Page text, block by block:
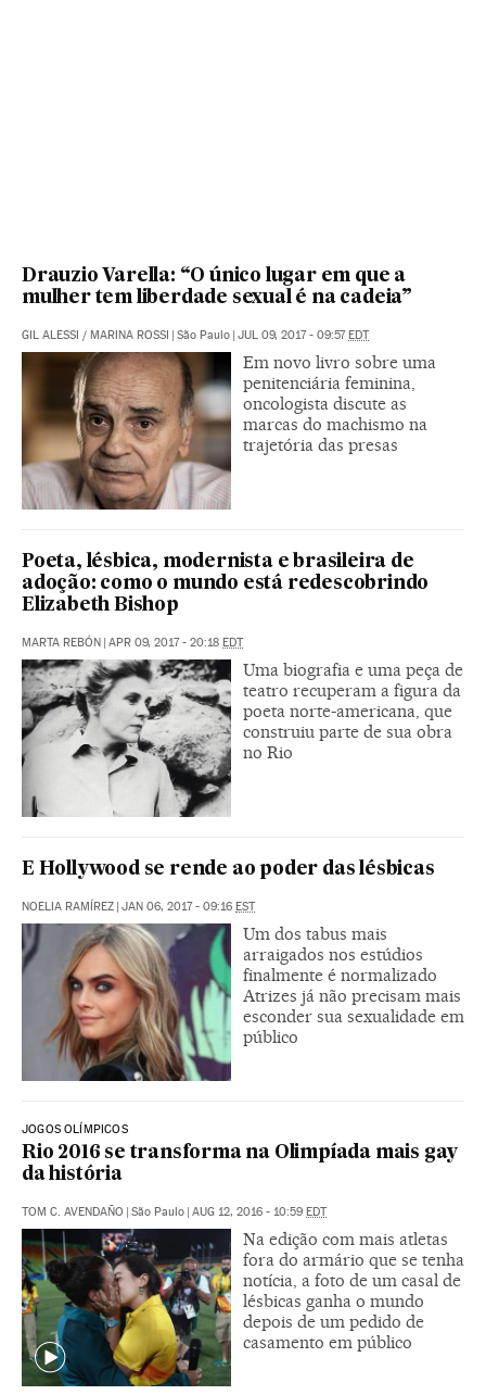
Drauzio Varella: “O único lugar em que a
mulher tem liberdade sexual é na cadeia”
GIL ALESSI / MARINA ROSSI | São Paulo | JUL 09, 2017 - 09:57EDT
Em novo livro sobre uma
penitenciária feminina,
oncologista discute as
marcas do machismo na
trajetória das presas
Poeta, lésbica, modernista e brasileira de
adoção: como o mundo está redescobrindo
Elizabeth Bishop
MARTA REBÓN | APR 09, 2017 - 20:18 EDT
Uma biografia e uma peça de
teatro recuperam a figura da
poeta norte-americana, que
construiu parte de sua obra
no Rio
E Hollywood se rende ao poder das lésbicas
NOELIA RAMÍREZ | JAN 06, 2017 - 09:16 EST
Um dos tabus mais
arraigados nos estúdios
finalmente é normalizado
Atrizes já não precisam mais
esconder sua sexualidade em
público
JOGOS OLÍMPICOS
Rio 2016 se transforma na Olimpíada mais gay
da história
TOM C. AVENDAÑO | São Paulo | AUG 12, 2016 - 10:59 EDT
Na edição com mais atletas
fora do armário que se tenha
notícia, a foto de um casal de
lésbicas ganha o mundo
depois de um pedido de
casamento em público